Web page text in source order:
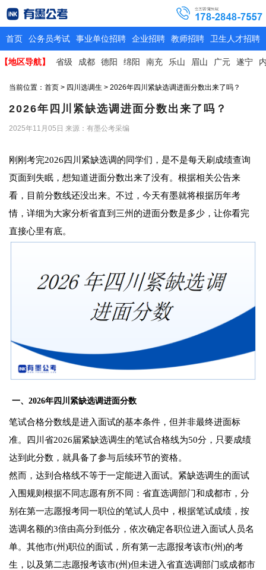
首页 公务员考试 事业单位招聘 企业招聘 教师招聘 卫生人才招聘
【地区导航】 省级 成都 德阳 绵阳 南充 乐山 眉山 广元 遂宁
当前位置： 首页 > 四川选调生 > 2026年四川紧缺选调进面分数出来了吗？
2026年四川紧缺选调进面分数出来了吗？
2025年11月05日 来源：有墨公考采编
刚刚考完2026四川紧缺选调的同学们，是不是每天刷成绩查询
页面到失眠，想知道进面分数出来了没有。根据相关公告来
看，目前分数线还没出来。不过，今天有墨就将根据历年考
情，详细为大家分析省直到三州的进面分数是多少，让你看完
直接心里有底。
一、2026年四川紧缺选调进面分数
笔试合格分数线是进入面试的基本条件，但并非最终进面标
准。四川省2026届紧缺选调生的笔试合格线为50分，只要成绩
达到此分数，就具备了参与后续环节的资格。
然而，达到合格线不等于一定能进入面试。紧缺选调生的面试
入围规则根据不同志愿有所不同：省直选调部门和成都市，分
别在第一志愿报考同一职位的笔试人员中，根据笔试成绩，按
选调名额的3倍由高分到低分，依次确定各职位进入面试人员名
单。其他市(州)职位的面试，所有第一志愿报考该市(州)的考
生，以及第二志愿报考该市(州)但未进入省直选调部门或成都市